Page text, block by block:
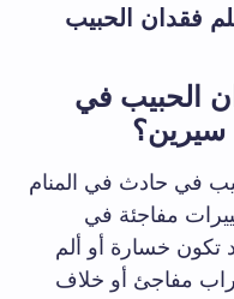
فقدان الحبيب‌
الحبيب في⁣
في ‌حادث في المنام
مفاجئة في
قد ⁢تكون خسارة⁣ أو ألم
مفاجئ أو خلاف